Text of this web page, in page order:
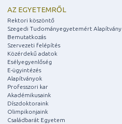
AZ EGYETEMRŐL
Rektori köszöntő
Szegedi Tudományegyetemért Alapítvány
Bemutatkozás
Szervezeti felépítés
Közérdekű adatok
Esélyegyenlőség
E-ügyintézés
Alapítványok
Professzori kar
Akadémikusaink
Díszdoktoraink
Olimpikonjaink
Családbarát Egyetem